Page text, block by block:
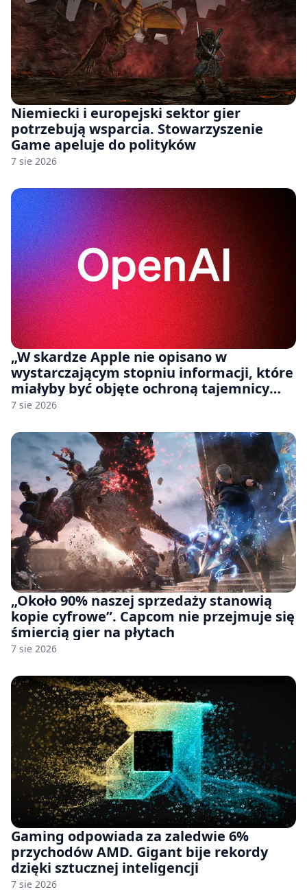
Niemiecki i europejski sektor gier
potrzebują wsparcia. Stowarzyszenie
Game apeluje do polityków
7 sie 2026
„W skardze Apple nie opisano w
wystarczającym stopniu informacji, które
miałyby być objęte ochroną tajemnicy
handlowej”. OpenAI żąda odrzucenia
7 sie 2026
„Około 90% naszej sprzedaży stanowią
kopie cyfrowe”. Capcom nie przejmuje się
śmiercią gier na płytach
7 sie 2026
Gaming odpowiada za zaledwie 6%
przychodów AMD. Gigant bije rekordy
dzięki sztucznej inteligencji
7 sie 2026